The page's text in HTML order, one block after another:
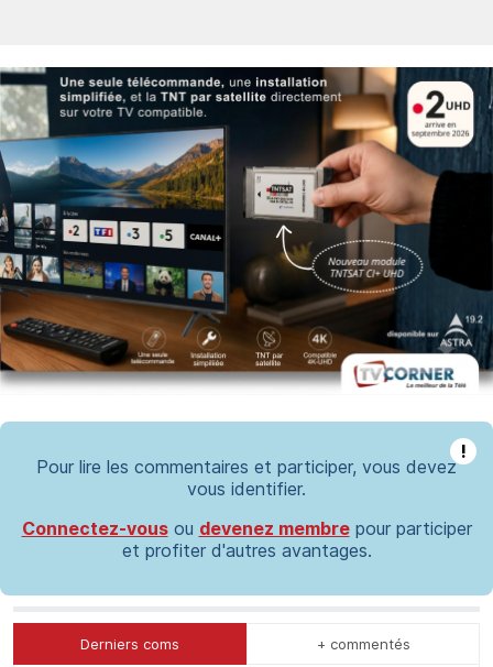
!
Pour lire les commentaires et participer, vous devez
vous identifier.
Connectez-vousou devenez membrepour participer
et profiter d'autres avantages.
Derniers coms + commentés